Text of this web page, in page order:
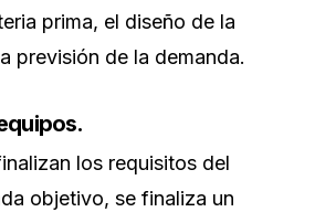
prima, el diseño de la
previsión de la demanda.
los requisitos del
objetivo, se finaliza un